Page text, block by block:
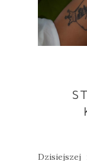
Dzisiejszej